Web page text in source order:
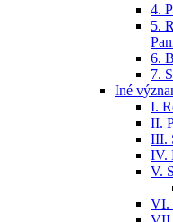
4.
5.
6.
7.
Iné
I.
II.
III.
IV.
V.
VI.